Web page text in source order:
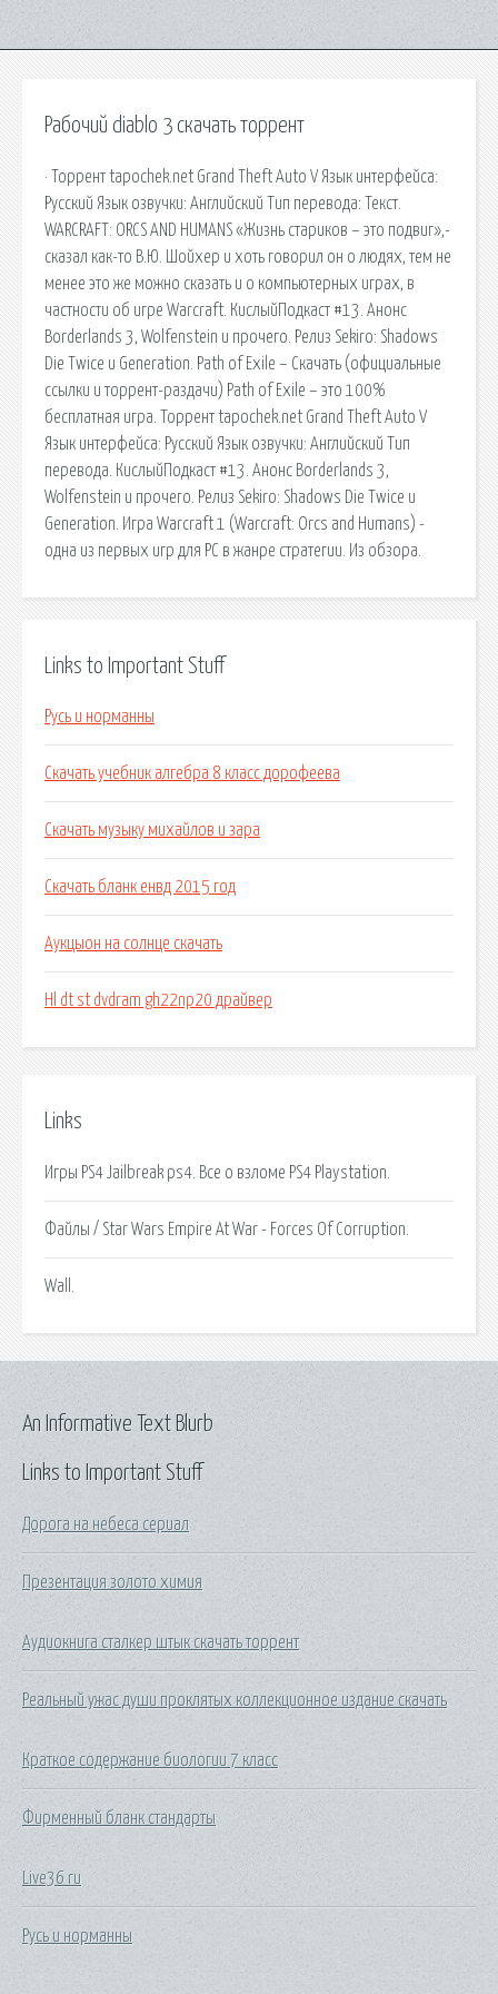
Рабочий diablo 3 скачать торрент
· Торрент tapochek.net Grand Theft Auto V Язык интерфейса:
Русский Язык озвучки: Английский Тип перевода: Текст.
WARCRAFT: ORCS AND HUMANS «Жизнь стариков – это подвиг»,-
сказал как-то В.Ю. Шойхер и хоть говорил он о людях, тем не
менее это же можно сказать и о компьютерных играх, в
частности об игре Warcraft. КислыйПодкаст #13. Анонс
Borderlands 3, Wolfenstein и прочего. Релиз Sekiro: Shadows
Die Twice и Generation. Path of Exile – Скачать (официальные
ссылки и торрент-раздачи) Path of Exile – это 100%
бесплатная игра. Торрент tapochek.net Grand Theft Auto V
Язык интерфейса: Русский Язык озвучки: Английский Тип
перевода. КислыйПодкаст #13. Анонс Borderlands 3,
Wolfenstein и прочего. Релиз Sekiro: Shadows Die Twice и
Generation. Игра Warcraft 1 (Warcraft: Orcs and Humans) -
одна из первых игр для PC в жанре стратегии. Из обзора.
Links to Important Stuff
Русь и норманны
Скачать учебник алгебра 8 класс дорофеева
Скачать музыку михайлов и зара
Скачать бланк енвд 2015 год
Аукцыон на солнце скачать
Hl dt st dvdram gh22np20 драйвер
Links
Игры PS4 Jailbreak ps4. Все о взломе PS4 Playstation.
Файлы / Star Wars Empire At War - Forces Of Corruption.
Wall.
Links to Important Stuff
Дорога на небеса сериал
Презентация золото химия
Аудиокнига сталкер штык скачать торрент
Реальный ужас души проклятых коллекционное издание скачать
Краткое содержание биологии 7 класс
Фирменный бланк стандарты
Live36 ru
Русь и норманны
An Informative Text Blurb